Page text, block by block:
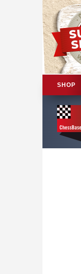
SHOP